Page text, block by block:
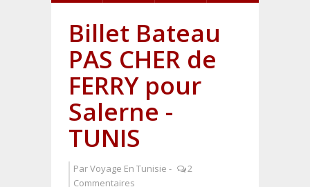
Billet Bateau
PAS CHER de
FERRY pour
Salerne -
TUNIS
ParVoyage En Tunisie -
2
Commentaires